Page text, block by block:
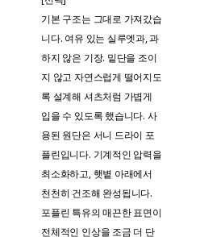
기본 구조는 그대로 가져갔습
니다. 여유 있는 실루엣과, 과
하지 않은 기장. 밑단을 조이
지 않고 자연스럽게 떨어지도
록 설계해 셔츠처럼 가볍게
입을 수 있도록 했습니다. 사
용된 원단은 서니 드라이 포
플린입니다. 기계적인 압력을
최소화하고, 햇볕 아래에서
천천히 건조해 완성됩니다.
포플린 특유의 매끈한 표면이
전체적인 인상을 조금 더 단